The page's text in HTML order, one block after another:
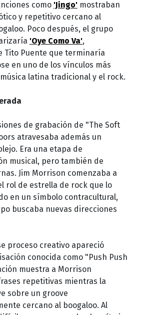
como 'Jingo'mostraban
y repetitivo cercano al
Poco después, el grupo
'Oye Como Va',
Tito Puente que terminaría
en uno de los vínculos más
latina tradicional y el rock.
de grabación de "The Soft
atravesaba además un
Era una etapa de
musical, pero también de
Jim Morrison comenzaba a
rol de estrella de rock que lo
en un símbolo contracultural,
buscaba nuevas direcciones
proceso creativo apareció
conocida como "Push Push
muestra a Morrison
repetitivas mientras la
sobre un groove
cercano al boogaloo. Al